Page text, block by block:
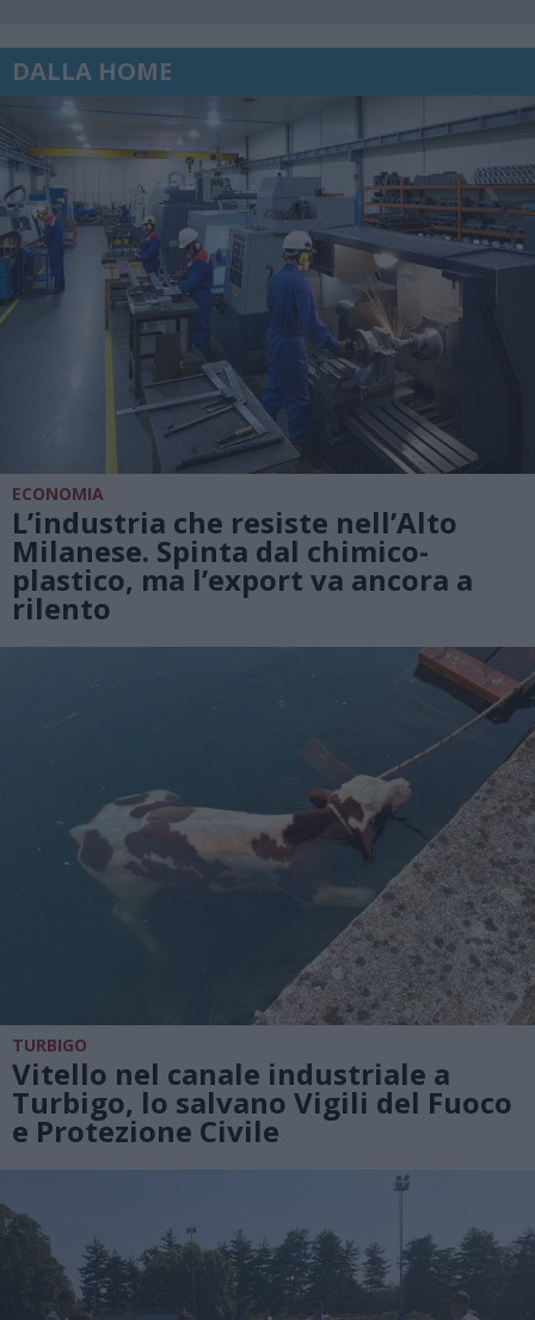
DALLA HOME
ECONOMIA
L’industria che resiste nell’Alto
Milanese. Spinta dal chimico-
plastico, ma l’export va ancora a
rilento
TURBIGO
Vitello nel canale industriale a
Turbigo, lo salvano Vigili del Fuoco
e Protezione Civile